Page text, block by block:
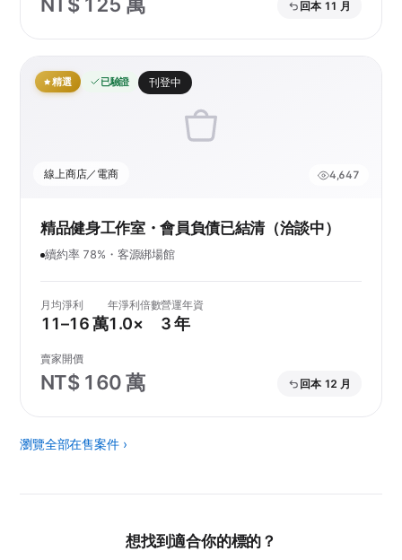
回本 11 月
精選 已驗證 刊登中
線上商店／電商 4,647
精品健身工作室・會員負債已結清（洽談中）
續約率 78%・客源綁場館
月均淨利
11–16 萬
年淨利倍數
1.0×
營運年資
3 年
賣家開價
NT$ 160 萬 回本 12 月
瀏覽全部在售案件 ›
想找到適合你的標的？